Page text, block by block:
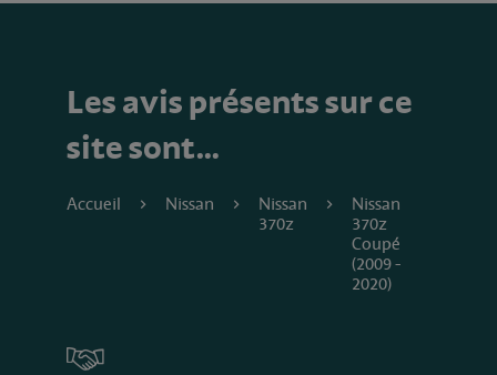
Les avis présents sur ce
site sont…
Accueil Nissan
Nissan
370z
Nissan
370z
Coupé
(2009 -
2020)